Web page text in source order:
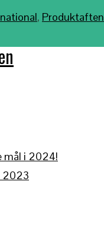
, Produktaften
mål i 2024!
2023